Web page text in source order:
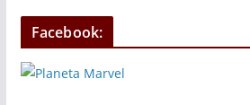
Facebook: